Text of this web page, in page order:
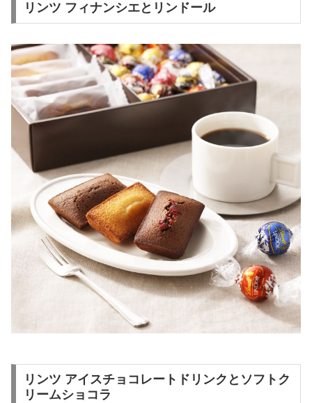
リンツ フィナンシエとリンドール
リンツ アイスチョコレートドリンクとソフトク
リームショコラ